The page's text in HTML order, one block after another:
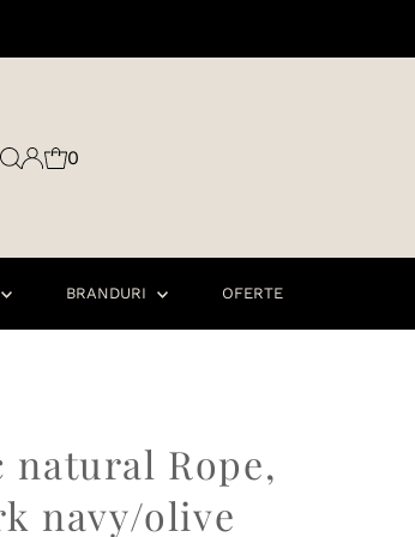
0
BRANDURI OFERTE
natural Rope,
navy/olive